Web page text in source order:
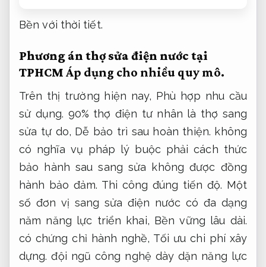
Bền với thời tiết.
Phương án thợ sửa điện nước tại
TPHCM Áp dụng cho nhiều quy mô.
Trên thị trường hiện nay, Phù hợp nhu cầu
sử dụng. 90% thợ điện tư nhân là thợ sang
sửa tự do, Dễ bảo trì sau hoàn thiện. không
có nghĩa vụ pháp lý buộc phải cách thức
bảo hành sau sang sửa không được đồng
hành bảo đảm. Thi công đúng tiến độ. Một
số đơn vị sang sửa điện nước có đa dạng
năm năng lực triển khai, Bền vững lâu dài.
có chứng chỉ hành nghề, Tối ưu chi phí xây
dựng. đội ngũ công nghệ dày dặn năng lực